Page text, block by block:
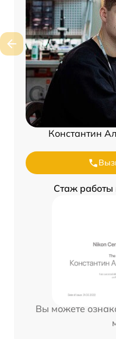
Константин
Стаж работы
Вы можете